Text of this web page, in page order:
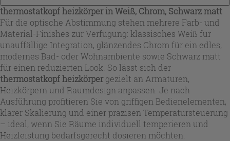
thermostatkopf heizkörperin Weiß, Chrom, Schwarz matt
Für die optische Abstimmung stehen mehrere Farb- und
Material-Finishes zur Verfügung: klassisches Weiß für
unauffällige Integration, glänzendes Chrom für ein edles,
modernes Bad- oder Wohnambiente sowie Schwarz matt
für einen reduzierten Look. So lässt sich der
thermostatkopf heizkörpergezielt an Armaturen,
Heizkörpern und Raumdesign anpassen. Je nach
Ausführung profitieren Sie von griffigen Bedienelementen,
klarer Skalierung und einer präzisen Temperatursteuerung
– ideal, wenn Sie Räume individuell temperieren und
Heizleistung bedarfsgerecht dosieren möchten.